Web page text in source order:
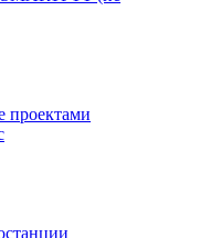
проектами